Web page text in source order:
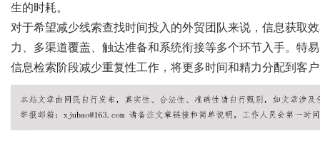
生的时耗。
对于希望减少线索查找时间投入的外贸团队来说，信息获取
力、多渠道覆盖、触达准备和系统衔接等多个环节入手。特
信息检索阶段减少重复性工作，将更多时间和精力分配到客